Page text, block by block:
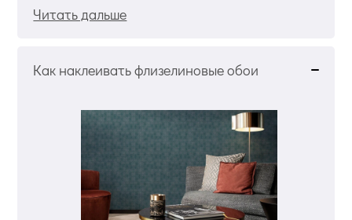
Читать дальше
Как наклеивать флизелиновые обои